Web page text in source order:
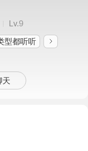
Lv.9
型都听听
天